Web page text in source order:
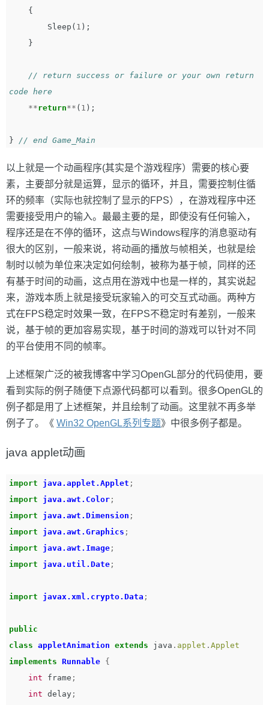
{
Sleep ( 1 );
}
// return success or failure or your own return
code here
**return** ( 1 );
} // end Game_Main
以上就是一个动画程序(其实是个游戏程序）需要的核心要
素，主要部分就是运算，显示的循环，并且，需要控制住循
环的频率（实际也就控制了显示的FPS），在游戏程序中还
需要接受用户的输入。最最主要的是，即使没有任何输入，
程序还是在不停的循环，这点与Windows程序的消息驱动有
很大的区别，一般来说，将动画的播放与帧相关，也就是绘
制时以帧为单位来决定如何绘制，被称为基于帧，同样的还
有基于时间的动画，这点用在游戏中也是一样的，其实说起
来，游戏本质上就是接受玩家输入的可交互式动画。两种方
式在FPS稳定时效果一致，在FPS不稳定时有差别，一般来
说，基于帧的更加容易实现，基于时间的游戏可以针对不同
的平台使用不同的帧率。
上述框架广泛的被我博客中学习OpenGL部分的代码使用，要
看到实际的例子随便下点源代码都可以看到。很多OpenGL的
例子都是用了上述框架，并且绘制了动画。这里就不再多举
例子了。《 Win32 OpenGL系列专题》中很多例子都是。
java applet动画
import java.applet.Applet ;
import
java.awt.Color ;
import
java.awt.Dimension ;
import
java.awt.Graphics ;
import
java.awt.Image ;
import
java.util.Date ;
import javax.xml.crypto.Data ;
public
class appletAnimation extends java . applet . Applet
implements Runnable {
int
frame ;
int delay ;